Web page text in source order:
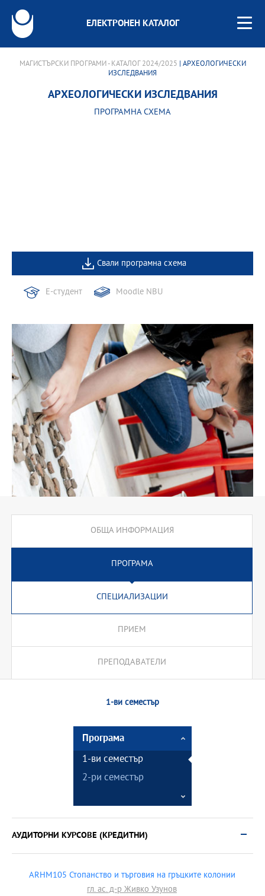
ЕЛЕКТРОНЕН КАТАЛОГ
МАГИСТЪРСКИ ПРОГРАМИ - КАТАЛОГ 2024/2025 | АРХЕОЛОГИЧЕСКИ
ИЗСЛЕДВАНИЯ
АРХЕОЛОГИЧЕСКИ ИЗСЛЕДВАНИЯ
ПРОГРАМНА СХЕМА
Свали програмна схема
Е-студент Moodle NBU
ОБЩА ИНФОРМАЦИЯ
ПРОГРАМА
СПЕЦИАЛИЗАЦИИ
ПРИЕМ
ПРЕПОДАВАТЕЛИ
1-ви семестър
Програма
1-ви семестър
2-ри семестър
АУДИТОРНИ КУРСОВЕ (КРЕДИТНИ)
ARHM105 Стопанство и търговия на гръцките колонии
гл. ас. д-р Живко Узунов